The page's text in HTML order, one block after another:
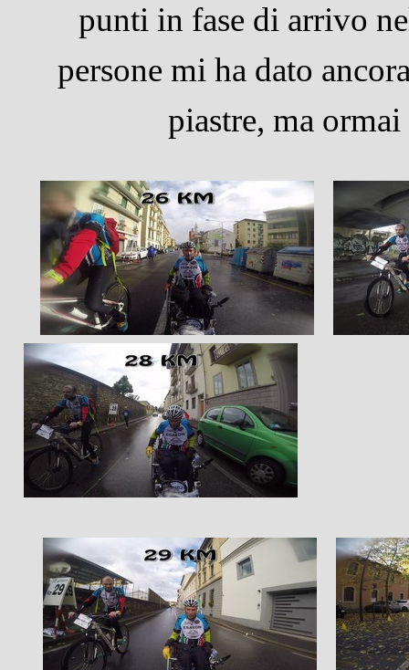
punti in fase di arrivo
persone mi ha dato
piastre, ma